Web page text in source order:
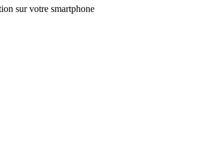
sur votre smartphone